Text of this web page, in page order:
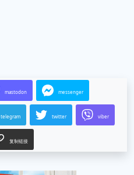
mastodon messenger
telegram twitter viber
复制链接